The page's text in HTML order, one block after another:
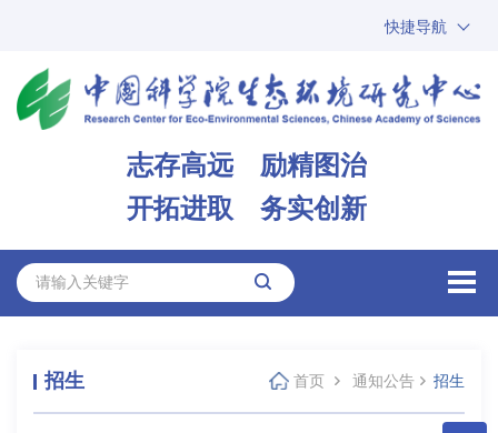
快捷导航
ARP
邮箱
志存高远 励精图治
开拓进取 务实创新
招生 首页 通知公告 招生